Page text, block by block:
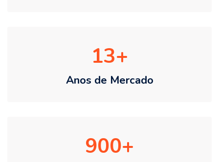
13
Anos de Mercado
900